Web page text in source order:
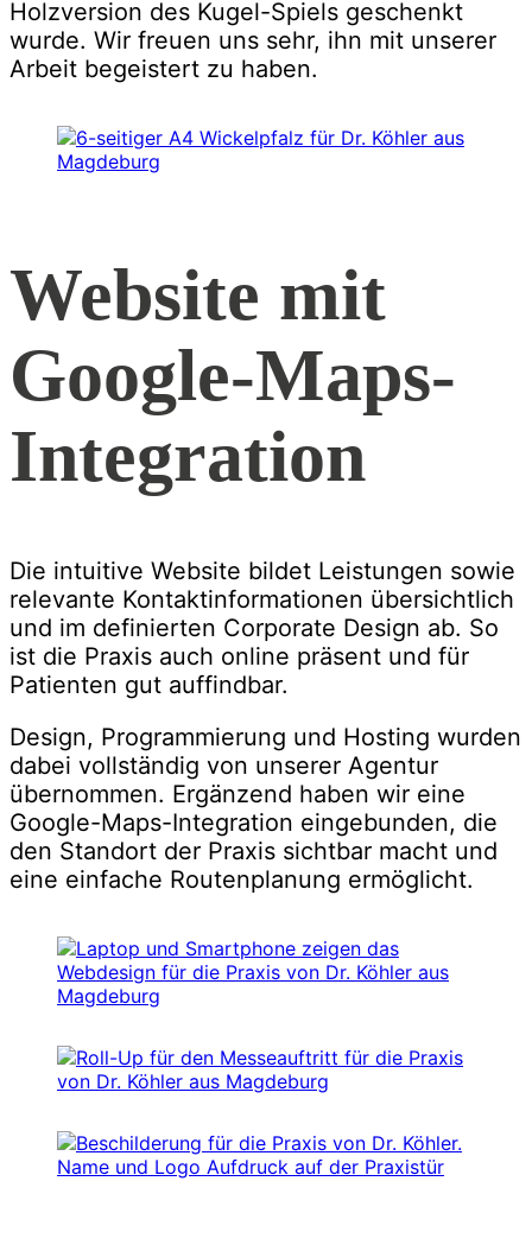
Holzversion des Kugel-Spiels geschenkt
wurde. Wir freuen uns sehr, ihn mit unserer
Arbeit begeistert zu haben.
Website mit
Google-Maps-
Integration
Die intuitive Website bildet Leistungen sowie
relevante Kontaktinformationen übersichtlich
und im definierten Corporate Design ab. So
ist die Praxis auch online präsent und für
Patienten gut auffindbar.
Design, Programmierung und Hosting wurden
dabei vollständig von unserer Agentur
übernommen. Ergänzend haben wir eine
Google-Maps-Integration eingebunden, die
den Standort der Praxis sichtbar macht und
eine einfache Routenplanung ermöglicht.